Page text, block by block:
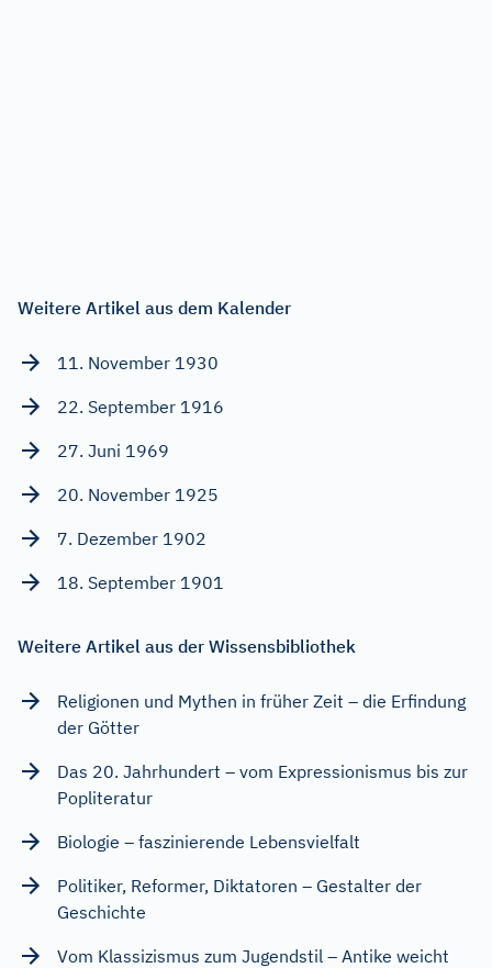
Weitere Artikel aus dem Kalender
11. November 1930
22. September 1916
27. Juni 1969
20. November 1925
7. Dezember 1902
18. September 1901
Weitere Artikel aus der Wissensbibliothek
Religionen und Mythen in früher Zeit – die Erfindung
der Götter
Das 20. Jahrhundert – vom Expressionismus bis zur
Popliteratur
Biologie – faszinierende Lebensvielfalt
Politiker, Reformer, Diktatoren – Gestalter der
Geschichte
Vom Klassizismus zum Jugendstil – Antike weicht